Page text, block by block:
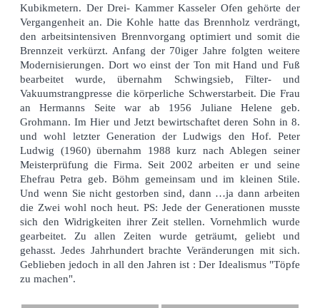
Kubikmetern. Der Drei- Kammer Kasseler Ofen gehörte der
Vergangenheit an. Die Kohle hatte das Brennholz verdrängt,
den arbeitsintensiven Brennvorgang optimiert und somit die
Brennzeit verkürzt. Anfang der 70iger Jahre folgten weitere
Modernisierungen. Dort wo einst der Ton mit Hand und Fuß
bearbeitet wurde, übernahm Schwingsieb, Filter- und
Vakuumstrangpresse die körperliche Schwerstarbeit. Die Frau
an Hermanns Seite war ab 1956 Juliane Helene geb.
Grohmann. Im Hier und Jetzt bewirtschaftet deren Sohn in 8.
und wohl letzter Generation der Ludwigs den Hof. Peter
Ludwig (1960) übernahm 1988 kurz nach Ablegen seiner
Meisterprüfung die Firma. Seit 2002 arbeiten er und seine
Ehefrau Petra geb. Böhm gemeinsam und im kleinen Stile.
Und wenn Sie nicht gestorben sind, dann …ja dann arbeiten
die Zwei wohl noch heut. PS: Jede der Generationen musste
sich den Widrigkeiten ihrer Zeit stellen. Vornehmlich wurde
gearbeitet. Zu allen Zeiten wurde geträumt, geliebt und
gehasst. Jedes Jahrhundert brachte Veränderungen mit sich.
Geblieben jedoch in all den Jahren ist : Der Idealismus "Töpfe
zu machen".